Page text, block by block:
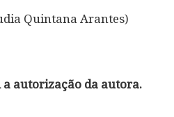
Quintana Arantes)
autorização da autora.